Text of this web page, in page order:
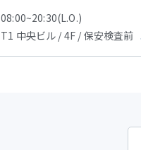
08:00~20:30(L.O.)
T1 中央ビル / 4F / 保安検査前